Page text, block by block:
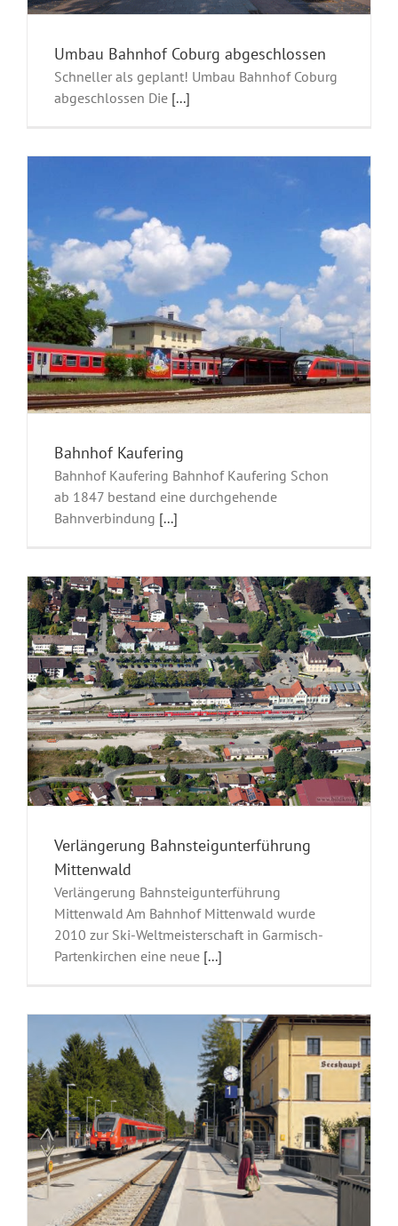
Umbau Bahnhof Coburg abgeschlossen
Schneller als geplant! Umbau Bahnhof Coburg
abgeschlossen Die [...]
Bahnhof Kaufering
Bahnhof Kaufering Bahnhof Kaufering Schon
ab 1847 bestand eine durchgehende
Bahnverbindung [...]
Verlängerung Bahnsteigunterführung
Mittenwald
Verlängerung Bahnsteigunterführung
Mittenwald Am Bahnhof Mittenwald wurde
2010 zur Ski-Weltmeisterschaft in Garmisch-
Partenkirchen eine neue [...]